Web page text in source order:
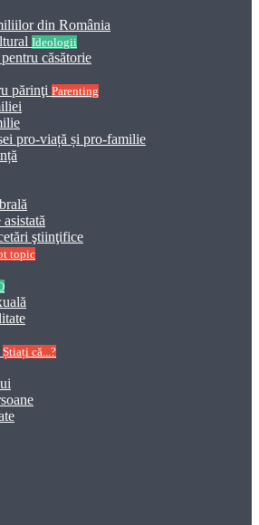
din România
Ideologii
căsătorie
părinţi Parenting
pro-viață și pro-familie
ştiinţifice
topic
Știați că...?